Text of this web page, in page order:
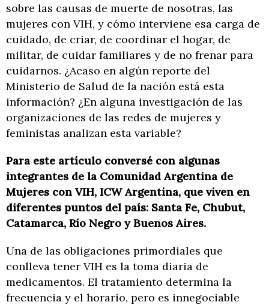
sobre las causas de muerte de nosotras, las
mujeres con VIH, y cómo interviene esa carga de
cuidado, de criar, de coordinar el hogar, de
militar, de cuidar familiares y de no frenar para
cuidarnos. ¿Acaso en algún reporte del
Ministerio de Salud de la nación está esta
información? ¿En alguna investigación de las
organizaciones de las redes de mujeres y
feministas analizan esta variable?
Para este artículo conversé con algunas
integrantes de la Comunidad Argentina de
Mujeres con VIH, ICW Argentina, que viven en
diferentes puntos del país: Santa Fe, Chubut,
Catamarca, Río Negro y Buenos Aires.
Una de las obligaciones primordiales que
conlleva tener VIH es la toma diaria de
medicamentos. El tratamiento determina la
frecuencia y el horario, pero es innegociable